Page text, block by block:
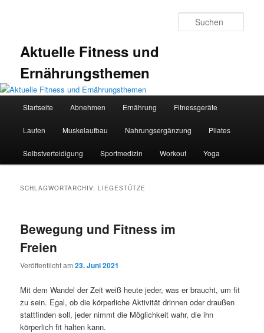
Aktuelle Fitness und
Ernährungsthemen
Startseite Abnehmen Ernährung Fitnessgeräte
Laufen Muskelaufbau Nahrungsergänzung Pilates
Selbstverteidigung Sportmedizin Workout Yoga
SCHLAGWORTARCHIV:LIEGESTÜTZE
Bewegung und Fitness im
Freien
Veröffentlicht am23. Juni 2021
Mit dem Wandel der Zeit weiß heute jeder, was er braucht, um fit
zu sein. Egal, ob die körperliche Aktivität drinnen oder draußen
stattfinden soll, jeder nimmt die Möglichkeit wahr, die ihn
körperlich fit halten kann.